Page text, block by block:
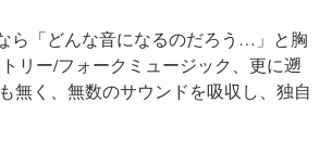
ら「どんな音になるのだろう…」­­と胸
リー/フォークミュージック、更に遡
無く、無数のサウンドを吸­収し­、独自